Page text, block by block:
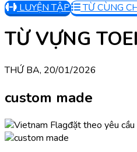
LUYỆN TẬP
TỪ CÙNG
TỪ VỰNG
THỨ BA, 20/01/2026
custom made
đặt theo yêu cầu